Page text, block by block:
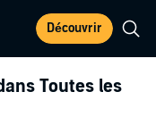
Découvrir
Toutes les